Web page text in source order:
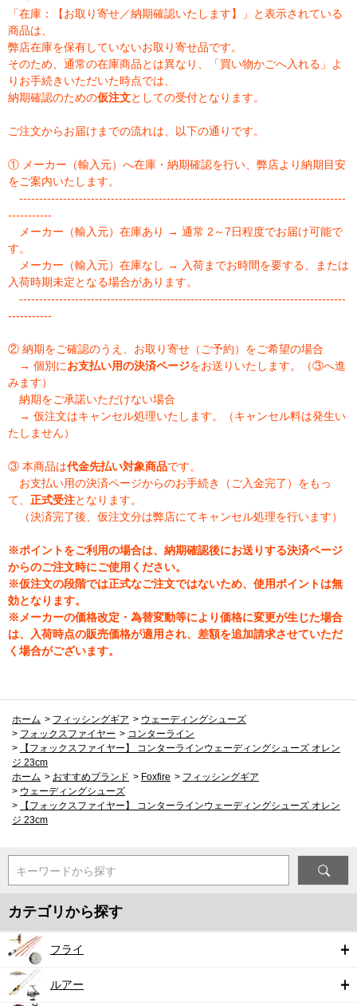
「在庫：【お取り寄せ／納期確認いたします】」と表示されている
商品は、
弊店在庫を保有していないお取り寄せ品です。
そのため、通常の在庫商品とは異なり、「買い物かごへ入れる」よ
りお手続きいただいた時点では、
納期確認のための仮注文としての受付となります。
ご注文からお届けまでの流れは、以下の通りです。
① メーカー（輸入元）へ在庫・納期確認を行い、弊店より納期目安
をご案内いたします。
----------------------------------------------------------------------------------
-----------
メーカー（輸入元）在庫あり → 通常 2～7日程度でお届け可能で
す。
メーカー（輸入元）在庫なし → 入荷までお時間を要する、または
入荷時期未定となる場合があります。
----------------------------------------------------------------------------------
-----------
② 納期をご確認のうえ、お取り寄せ（ご予約）をご希望の場合
→ 個別にお支払い用の決済ページをお送りいたします。（③へ進
みます）
納期をご承諾いただけない場合
→ 仮注文はキャンセル処理いたします。（キャンセル料は発生い
たしません）
③ 本商品は代金先払い対象商品です。
お支払い用の決済ページからのお手続き（ご入金完了）をもっ
て、 正式受注となります。
（決済完了後、仮注文分は弊店にてキャンセル処理を行います）
※ポイントをご利用の場合は、納期確認後にお送りする決済ページ
からのご注文時にご使用ください。
※仮注文の段階では正式なご注文ではないため、使用ポイントは無
効となります。
※メーカーの価格改定・為替変動等により価格に変更が生じた場合
は、入荷時点の販売価格が適用され、差額を追加請求させていただ
く場合がございます。
ホーム > フィッシングギア > ウェーディングシューズ
> フォックスファイヤー > コンターライン
>
【フォックスファイヤー】 コンターラインウェーディングシューズ オレン
ジ 23cm
ホーム > おすすめブランド > Foxfire > フィッシングギア
> ウェーディングシューズ
>
【フォックスファイヤー】 コンターラインウェーディングシューズ オレン
ジ 23cm
キーワードから探す
カテゴリから探す
フライ
ルアー